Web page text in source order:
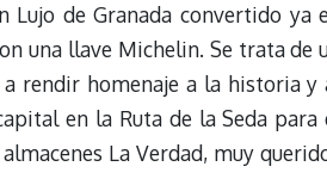
de Granada convertido ya
una llave Michelin. Se trata de
rendir homenaje a la historia y
en la Ruta de la Seda para
La Verdad, muy